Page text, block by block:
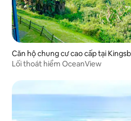
Căn hộ chung cư cao cấp tại
Lối thoát hiểm OceanView